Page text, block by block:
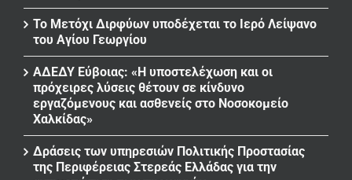
Το Μετόχι Διρφύων υποδέχεται το Ιερό Λείψανο
του Αγίου Γεωργίου
ΑΔΕΔΥ Εύβοιας: «Η υποστελέχωση και οι
πρόχειρες λύσεις θέτουν σε κίνδυνο
εργαζόμενους και ασθενείς στο Νοσοκομείο
Χαλκίδας»
Δράσεις των υπηρεσιών Πολιτικής Προστασίας
της Περιφέρειας Στερεάς Ελλάδας για την